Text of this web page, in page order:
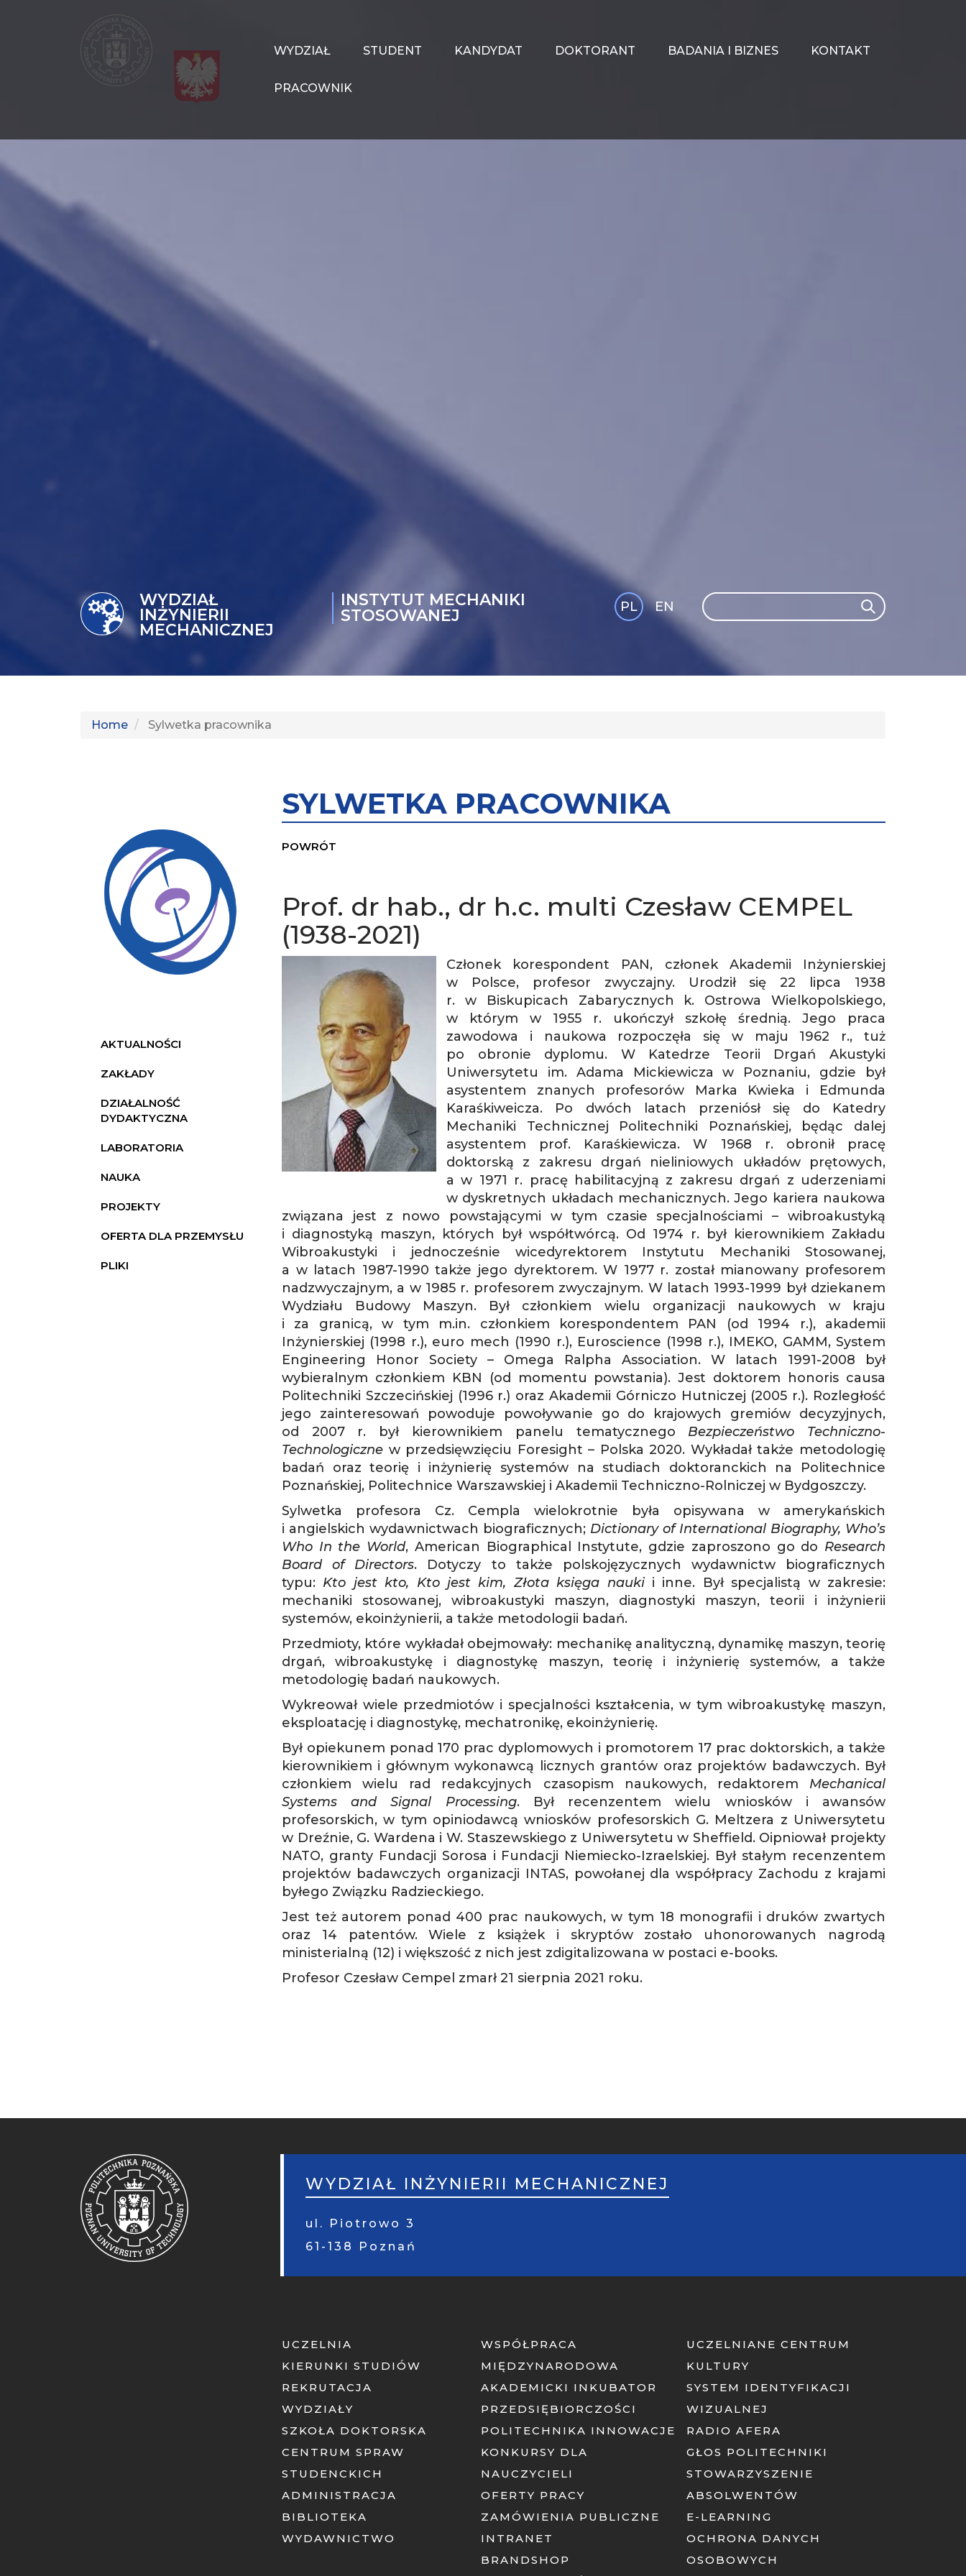
WYDZIAŁ STUDENT KANDYDAT DOKTORANT BADANIA I BIZNES KONTAKT
PRACOWNIK
WYDZIAŁ
INŻYNIERII
MECHANICZNEJ
INSTYTUT MECHANIKI
STOSOWANEJ
Search Search
PL
EN
GLI
Home Sylwetka pracownika
INSTYTUT MECHANIKI STOSOWANEJ
AKTUALNOŚCI
ZAKŁADY
DZIAŁALNOŚĆ
DYDAKTYCZNA
LABORATORIA
NAUKA
PROJEKTY
OFERTA DLA PRZEMYSŁU
PLIKI
SYLWETKA PRACOWNIKA
POWRÓT
Prof. dr hab., dr h.c. multi Czesław CEMPEL
(1938-2021)
Członek korespondent PAN, członek Akademii Inżynierskiej
w Polsce, profesor zwyczajny. Urodził się 22 lipca 1938
r. w Biskupicach Zabarycznych k. Ostrowa Wielkopolskiego,
w którym w 1955 r. ukończył szkołę średnią. Jego praca
zawodowa i naukowa rozpoczęła się w maju 1962 r., tuż
po obronie dyplomu. W Katedrze Teorii Drgań Akustyki
Uniwersytetu im. Adama Mickiewicza w Poznaniu, gdzie był
asystentem znanych profesorów Marka Kwieka i Edmunda
Karaśkiweicza. Po dwóch latach przeniósł się do Katedry
Mechaniki Technicznej Politechniki Poznańskiej, będąc dalej
asystentem prof. Karaśkiewicza. W 1968 r. obronił pracę
doktorską z zakresu drgań nieliniowych układów prętowych,
a w 1971 r. pracę habilitacyjną z zakresu drgań z uderzeniami
w dyskretnych układach mechanicznych. Jego kariera naukowa
związana jest z nowo powstającymi w tym czasie specjalnościami – wibroakustyką
i diagnostyką maszyn, których był współtwórcą. Od 1974 r. był kierownikiem Zakładu
Wibroakustyki i jednocześnie wicedyrektorem Instytutu Mechaniki Stosowanej,
a w latach 1987-1990 także jego dyrektorem. W 1977 r. został mianowany profesorem
nadzwyczajnym, a w 1985 r. profesorem zwyczajnym. W latach 1993-1999 był dziekanem
Wydziału Budowy Maszyn. Był członkiem wielu organizacji naukowych w kraju
i za granicą, w tym m.in. członkiem korespondentem PAN (od 1994 r.), akademii
Inżynierskiej (1998 r.), euro mech (1990 r.), Euroscience (1998 r.), IMEKO, GAMM, System
Engineering Honor Society – Omega Ralpha Association. W latach 1991-2008 był
wybieralnym członkiem KBN (od momentu powstania). Jest doktorem honoris causa
Politechniki Szczecińskiej (1996 r.) oraz Akademii Górniczo Hutniczej (2005 r.). Rozległość
jego zainteresowań powoduje powoływanie go do krajowych gremiów decyzyjnych,
od 2007 r. był kierownikiem panelu tematycznego Bezpieczeństwo Techniczno-
Technologicznew przedsięwzięciu Foresight – Polska 2020. Wykładał także metodologię
badań oraz teorię i inżynierię systemów na studiach doktoranckich na Politechnice
Poznańskiej, Politechnice Warszawskiej i Akademii Techniczno-Rolniczej w Bydgoszczy.
Sylwetka profesora Cz. Cempla wielokrotnie była opisywana w amerykańskich
i angielskich wydawnictwach biograficznych; Dictionary of International Biography, Who’s
Who In the World, American Biographical Instytute, gdzie zaproszono go do Research
Board of Directors. Dotyczy to także polskojęzycznych wydawnictw biograficznych
typu: Kto jest kto, Kto jest kim, Złota księga naukii inne. Był specjalistą w zakresie:
mechaniki stosowanej, wibroakustyki maszyn, diagnostyki maszyn, teorii i inżynierii
systemów, ekoinżynierii, a także metodologii badań.
Przedmioty, które wykładał obejmowały: mechanikę analityczną, dynamikę maszyn, teorię
drgań, wibroakustykę i diagnostykę maszyn, teorię i inżynierię systemów, a także
metodologię badań naukowych.
Wykreował wiele przedmiotów i specjalności kształcenia, w tym wibroakustykę maszyn,
eksploatację i diagnostykę, mechatronikę, ekoinżynierię.
Był opiekunem ponad 170 prac dyplomowych i promotorem 17 prac doktorskich, a także
kierownikiem i głównym wykonawcą licznych grantów oraz projektów badawczych. Był
członkiem wielu rad redakcyjnych czasopism naukowych, redaktorem Mechanical
Systems and Signal Processing. Był recenzentem wielu wniosków i awansów
profesorskich, w tym opiniodawcą wniosków profesorskich G. Meltzera z Uniwersytetu
w Dreźnie, G. Wardena i W. Staszewskiego z Uniwersytetu w Sheffield. Oipniował projekty
NATO, granty Fundacji Sorosa i Fundacji Niemiecko-Izraelskiej. Był stałym recenzentem
projektów badawczych organizacji INTAS, powołanej dla współpracy Zachodu z krajami
byłego Związku Radzieckiego.
Jest też autorem ponad 400 prac naukowych, w tym 18 monografii i druków zwartych
oraz 14 patentów. Wiele z książek i skryptów zostało uhonorowanych nagrodą
ministerialną (12) i większość z nich jest zdigitalizowana w postaci e-books.
Profesor Czesław Cempel zmarł 21 sierpnia 2021 roku.
WYDZIAŁ INŻYNIERII MECHANICZNEJ
ul. Piotrowo 3
61-138 Poznań
MOBILE
UCZELNIA
KIERUNKI STUDIÓW
REKRUTACJA
WYDZIAŁY
SZKOŁA DOKTORSKA
CENTRUM SPRAW
STUDENCKICH
ADMINISTRACJA
BIBLIOTEKA
WYDAWNICTWO
WSPÓŁPRACA
MIĘDZYNARODOWA
AKADEMICKI INKUBATOR
PRZEDSIĘBIORCZOŚCI
POLITECHNIKA INNOWACJE
KONKURSY DLA
NAUCZYCIELI
OFERTY PRACY
ZAMÓWIENIA PUBLICZNE
INTRANET
BRANDSHOP
UCZELNIANE CENTRUM
KULTURY
SYSTEM IDENTYFIKACJI
WIZUALNEJ
RADIO AFERA
GŁOS POLITECHNIKI
STOWARZYSZENIE
ABSOLWENTÓW
E-LEARNING
OCHRONA DANYCH
OSOBOWYCH